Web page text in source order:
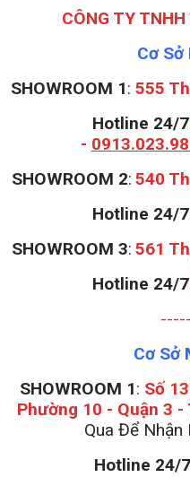
CÔNG TY
Cơ Sở
SHOWROOM 1: 555
Hotline 24/
-
SHOWROOM 2: 540
Hotline 24/
SHOWROOM 3: 561
Hotline 24/
Cơ Sở
SHOWROOM 1: Số
Phường 10 - Quận 3 -
Qua Để
Hotline 24/